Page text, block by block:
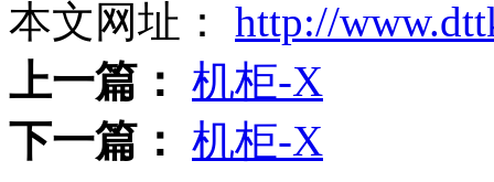
本文网址： http://
上一篇： 机柜-X
下一篇： 机柜-X